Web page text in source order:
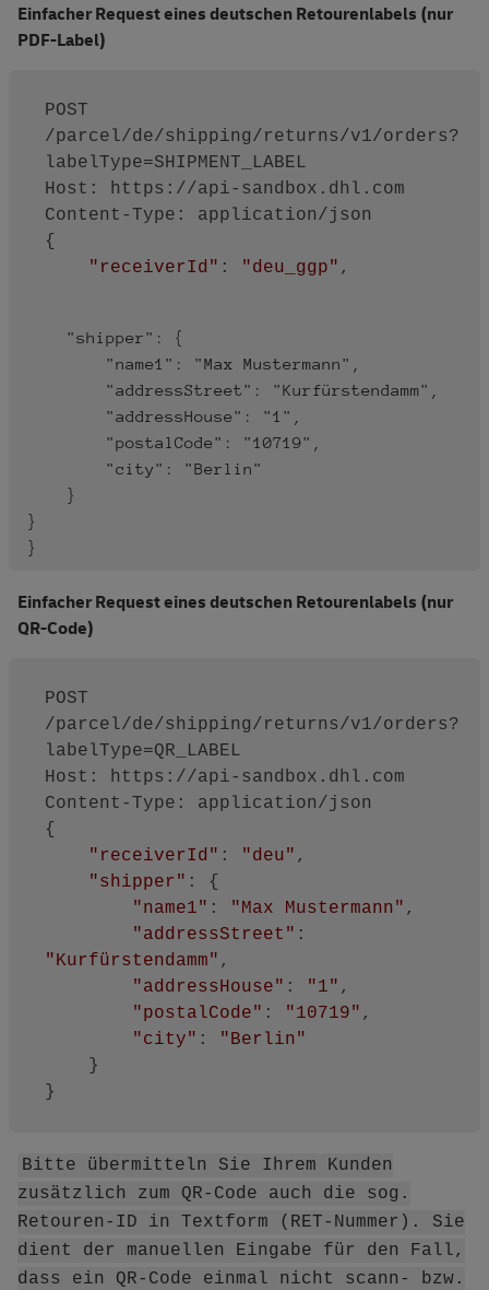
Einfacher Request eines deutschen Retourenlabels (nur
PDF-Label)
POST
/parcel/de/shipping/returns/v1/orders?
labelType=SHIPMENT_LABEL
Host: https://api-sandbox.dhl.com
Content-Type: application/json
{
"receiverId" : "deu_ggp" ,
}
}
Einfacher Request eines deutschen Retourenlabels (nur
QR-Code)
POST
/parcel/de/shipping/returns/v1/orders?
labelType=QR_LABEL
Host: https://api-sandbox.dhl.com
Content-Type: application/json
{
"receiverId" : "deu" ,
"shipper" : {
"name1" : "Max Mustermann" ,
"addressStreet"
"Kurfürstendamm" ,
"addressHouse" : "1" ,
"postalCode" : "10719" ,
"city" :
"Berlin"
Bitte übermitteln Sie Ihrem Kunden
zusätzlich zum QR-Code auch die sog.
Retouren-ID in Textform (RET-Nummer). Sie
dient der manuellen Eingabe für den Fall,
dass ein QR-Code einmal nicht scann- bzw.